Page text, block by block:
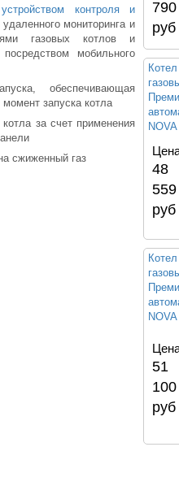
устройством контроля и
мониторинга и
газовых котлов и
мобильного
обеспечивающая
запуска котла
за счет применения
сжиженный газ
790
руб
48
559
руб
51
100
руб